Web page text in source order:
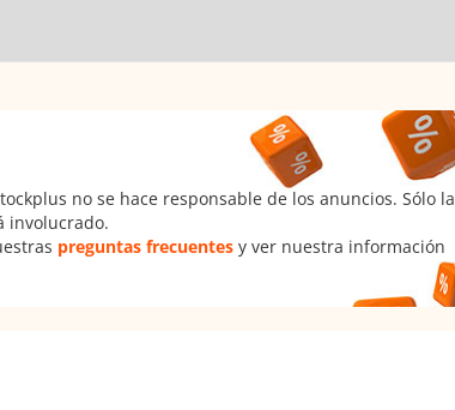
no se hace responsable de los anuncios. Sólo la
involucrado.
preguntas frecuentes y ver nuestra información